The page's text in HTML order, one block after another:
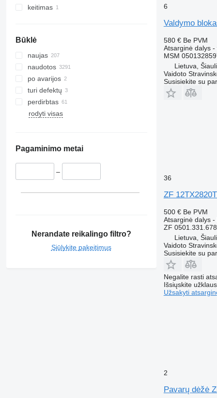
keitimas
Būklė
naujas
naudotos
po avarijos
turi defektų
perdirbtas
rodyti visas
Pagaminimo metai
–
Nerandate reikalingo filtro?
Siūlykite pakeitimus
6
Valdymo
580 € Be PVM
Atsarginė dalys
MSM
Lietuva,
Vaidoto
Susisiekite su
36
ZF
500 € Be PVM
Atsarginė dalys
ZF
Lietuva,
Vaidoto
Susisiekite su
Negalite rasti
Išsiųskite
Užsakyti
2
Pavarų dėžė